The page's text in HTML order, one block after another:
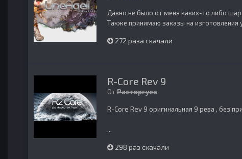
Давно не было от меня каких-то либо
Также принимаю заказы на изготовления
272 раза скачали
R-Core Rev 9
ОтРасторгуев
R-Core Rev 9 оригинальная 9 рева , без
...
298 раз скачали